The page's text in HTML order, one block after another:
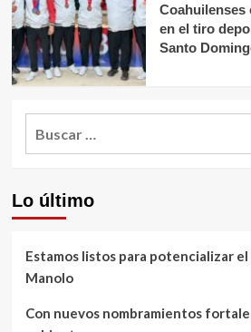
Coahuilenses
en el tiro
Santo
Lo último
Estamos listos para potencializar el
Manolo
Con nuevos nombramientos